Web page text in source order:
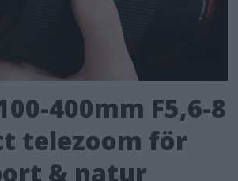
400mm F5,6-8
telezoom för
& natur